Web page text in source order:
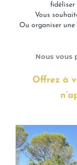
fidéliser
Vous
Ou organiser
Nous vous
Offrez à